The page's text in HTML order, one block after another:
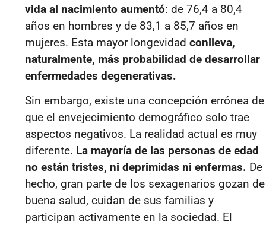
vida al nacimiento aumentó: de 76,4 a 80,4
años en hombres y de 83,1 a 85,7 años en
mujeres. Esta mayor longevidad conlleva,
naturalmente, más probabilidad de desarrollar
enfermedades degenerativas.
Sin embargo, existe una concepción errónea de
que el envejecimiento demográfico solo trae
aspectos negativos. La realidad actual es muy
diferente. La mayoría de las personas de edad
no están tristes, ni deprimidas ni enfermas. De
hecho, gran parte de los sexagenarios gozan de
buena salud, cuidan de sus familias y
participan activamente en la sociedad. El